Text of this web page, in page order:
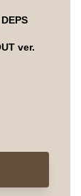
ver.